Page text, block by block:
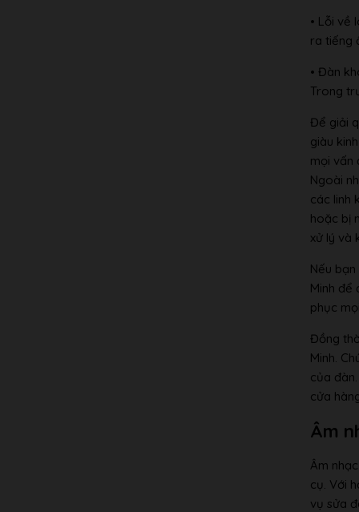
• Lỗi về
ra tiếng
• Đàn
Trong
Để giải
giàu
mọi vấn
Ngoài
các linh
hoặc bị
xử lý và
Nếu
Minh để
phục
Đồng
Minh.
của
cửa
Âm
Âm
cụ. Với
vụ sửa